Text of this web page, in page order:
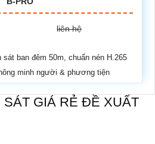
liên hệ
sát ban đêm 50m, chuẩn nén H.265
minh người & phương tiện
SÁT GIÁ RẺ ĐỀ XUẤT